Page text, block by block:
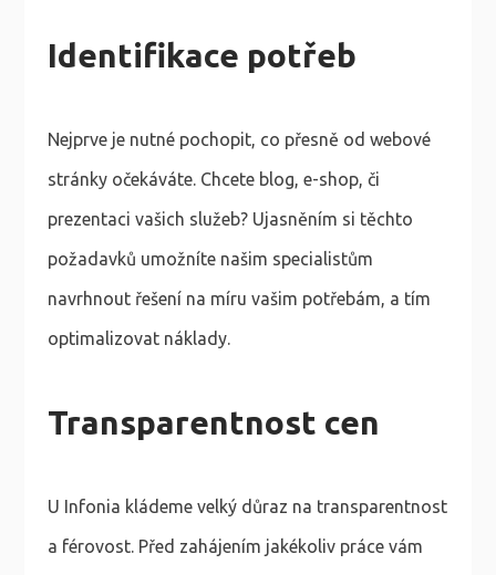
Identifikace potřeb
Nejprve je nutné pochopit, co přesně od webové
stránky očekáváte. Chcete blog, e-shop, či
prezentaci vašich služeb? Ujasněním si těchto
požadavků umožníte našim specialistům
navrhnout řešení na míru vašim potřebám, a tím
optimalizovat náklady.
Transparentnost cen
U Infonia kládeme velký důraz na transparentnost
a férovost. Před zahájením jakékoliv práce vám